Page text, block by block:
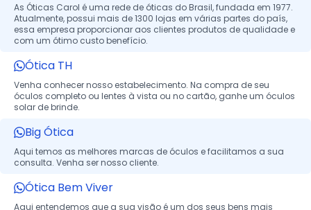
As Óticas Carol é uma rede de óticas do Brasil, fundada em 1977.
Atualmente, possui mais de 1300 lojas em várias partes do país,
essa empresa proporcionar aos clientes produtos de qualidade e
com um ótimo custo benefício.
Ótica TH
Venha conhecer nosso estabelecimento. Na compra de seu
óculos completo ou lentes à vista ou no cartão, ganhe um óculos
solar de brinde.
Big Ótica
Aqui temos as melhores marcas de óculos e facilitamos a sua
consulta. Venha ser nosso cliente.
Ótica Bem Viver
Aqui entendemos que a sua visão é um dos seus bens mais